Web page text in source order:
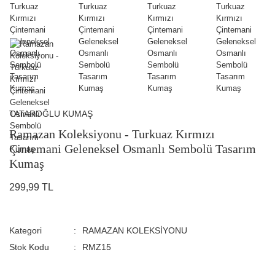
TATAROĞLU KUMAŞ
Ramazan Koleksiyonu - Turkuaz Kırmızı
Çintemani Geleneksel Osmanlı Sembolü Tasarım
Kumaş
299,99 TL
Kategori
RAMAZAN KOLEKSİYONU
Stok Kodu
RMZ15